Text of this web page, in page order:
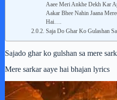
Aaee Meri Ankhe Dekh Kar
Aakar Bhee Nahin Jaana
Hai….
Saja Do Ghar Ko Gulashan
Sajado ghar ko gulshan sa mere
Mere sarkar aaye hai bhajan lyrics